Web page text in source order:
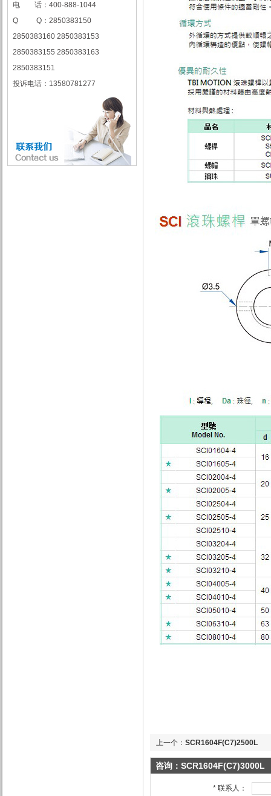
电 话：400-888-1044
Q Q：2850383150
2850383160 2850383153
2850383155 2850383163
2850383151
投诉电话：13580781277
上一个： SCR1604F(C7)2500L
咨询：SCR1604F(C7)3000L
* 联系人：